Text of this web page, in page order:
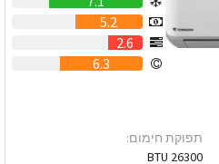
5.2
2.6
6.3
תפוקת חימום:
26300 BTU